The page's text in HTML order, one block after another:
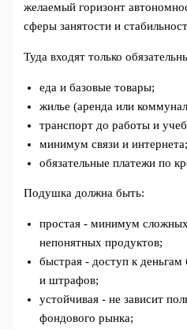
желаемый горизонт
сферы занятости и
Туда входят только
еда и базовые товары;
жилье (аренда или
транспорт до работы и
минимум связи и интернета;
обязательные платежи по
Подушка должна быть:
простая - минимум
непонятных продуктов;
быстрая - доступ к деньгам
и штрафов;
устойчивая - не зависит
фондового рынка;